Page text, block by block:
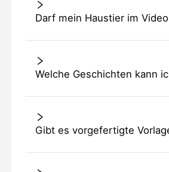
Darf mein Haustier im
Welche Geschichten kann
Gibt es vorgefertigte